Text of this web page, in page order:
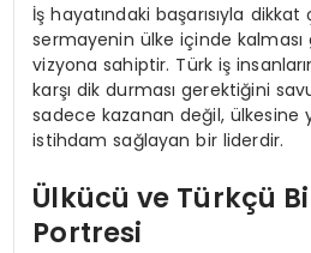
İş hayatındaki başarısıyla
sermayenin ülke içinde
vizyona sahiptir. Türk iş
karşı dik durması gerektiğini
sadece kazanan değil, ülkesine
istihdam sağlayan bir liderdir.
Ülkücü ve Türkçü
Portresi